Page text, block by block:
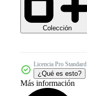
Colección
Licencia Pro Standard
¿Qué es esto?
Más información